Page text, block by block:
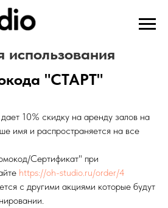
использования
"СТАРТ"
10% скидку на аренду залов на
имя и распространяется на все
Сертификат" при
https://oh-studio.ru/order/4
с другими акциями которые будут